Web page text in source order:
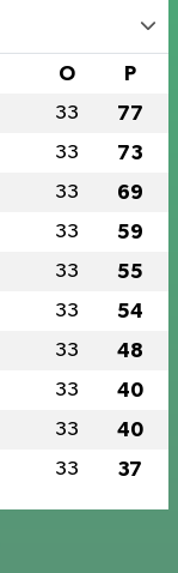
O P
33 77
33 73
33 69
33 59
33 55
33 54
33 48
33 40
33 40
33 37